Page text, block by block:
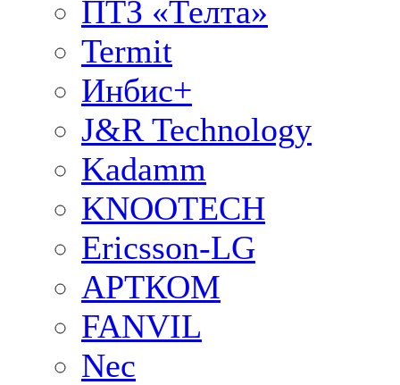
ПТЗ «Телта»
Termit
Инбис+
J&R Technology
Kadamm
KNOOTECH
Ericsson-LG
АРТКОМ
FANVIL
Nec